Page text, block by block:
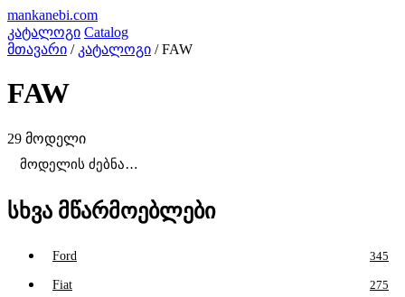
mankanebi.com
კატალოგი Catalog
მთავარი / კატალოგი / FAW
FAW
29 მოდელი
სხვა მწარმოებლები
Ford 345
Fiat 275